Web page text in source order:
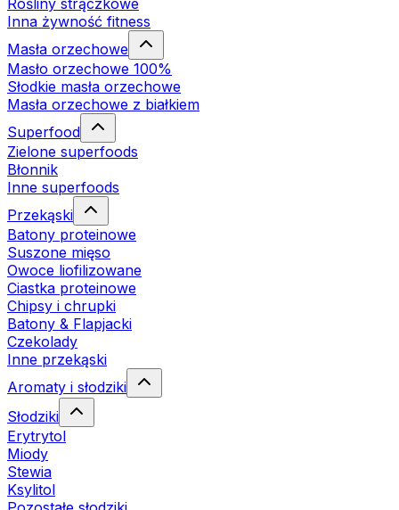
Rośliny strączkowe
Inna żywność fitness
Masła orzechowe
Masło orzechowe 100%
Słodkie masła orzechowe
Masła orzechowe z białkiem
Superfood
Zielone superfoods
Błonnik
Inne superfoods
Przekąski
Batony proteinowe
Suszone mięso
Owoce liofilizowane
Ciastka proteinowe
Chipsy i chrupki
Batony & Flapjacki
Czekolady
Inne przekąski
Aromaty i słodziki
Słodziki
Erytrytol
Miody
Stewia
Ksylitol